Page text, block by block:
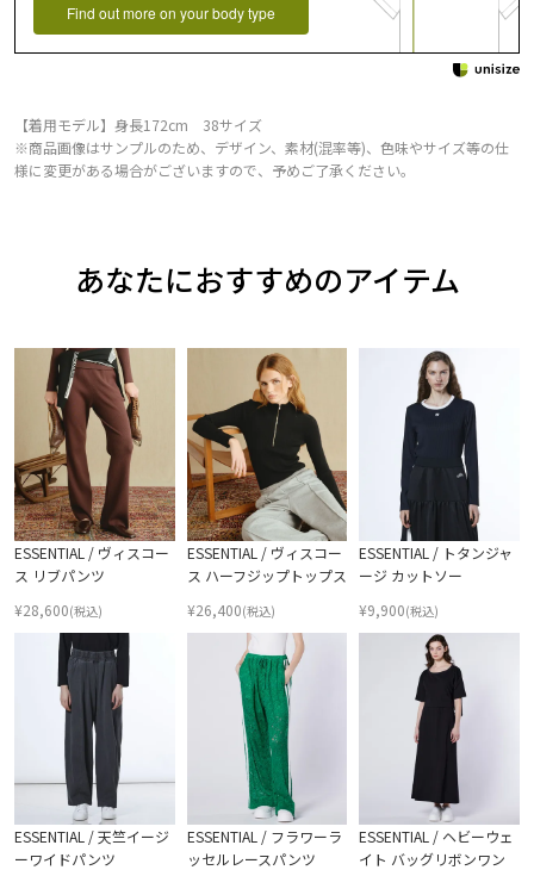
Find out more on your body type
【着用モデル】身長172cm 38サイズ
※商品画像はサンプルのため、デザイン、素材(混率等)、色味やサイズ等の仕
様に変更がある場合がございますので、予めご了承ください。
あなたにおすすめのアイテム
ESSENTIAL / ヴィスコー
ス リブパンツ
¥28,600(税込)
ESSENTIAL / ヴィスコー
ス ハーフジップトップス
¥26,400(税込)
ESSENTIAL / トタンジャ
ージ カットソー
¥9,900(税込)
ESSENTIAL / 天竺イージ
ーワイドパンツ
ESSENTIAL / フラワーラ
ッセルレースパンツ
ESSENTIAL / ヘビーウェ
イト バッグリボンワン